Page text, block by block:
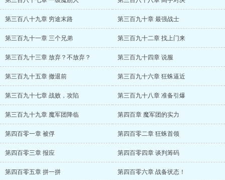
第三百八十九章 穷途末路 第三百九十章 最强战士
第三百九十一章 三个兄弟 第三百九十二章 找上门来
第三百九十三章 放弃？不放弃？ 第三百九十四章 说服
第三百九十五章 撤退前 第三百九十六章 狂蛛逼近
第三百九十七章 战败，攻陷 第三百九十八章 准备引爆
第三百九十九章 魔军团降临 第四百章 魔军团的实力
第四百零一章 被俘 第四百零二章 狂蛛首领
第四百零三章 报应 第四百零四章 谈判筹码
第四百零五章 拼一拼 第四百零六章 战备状态！